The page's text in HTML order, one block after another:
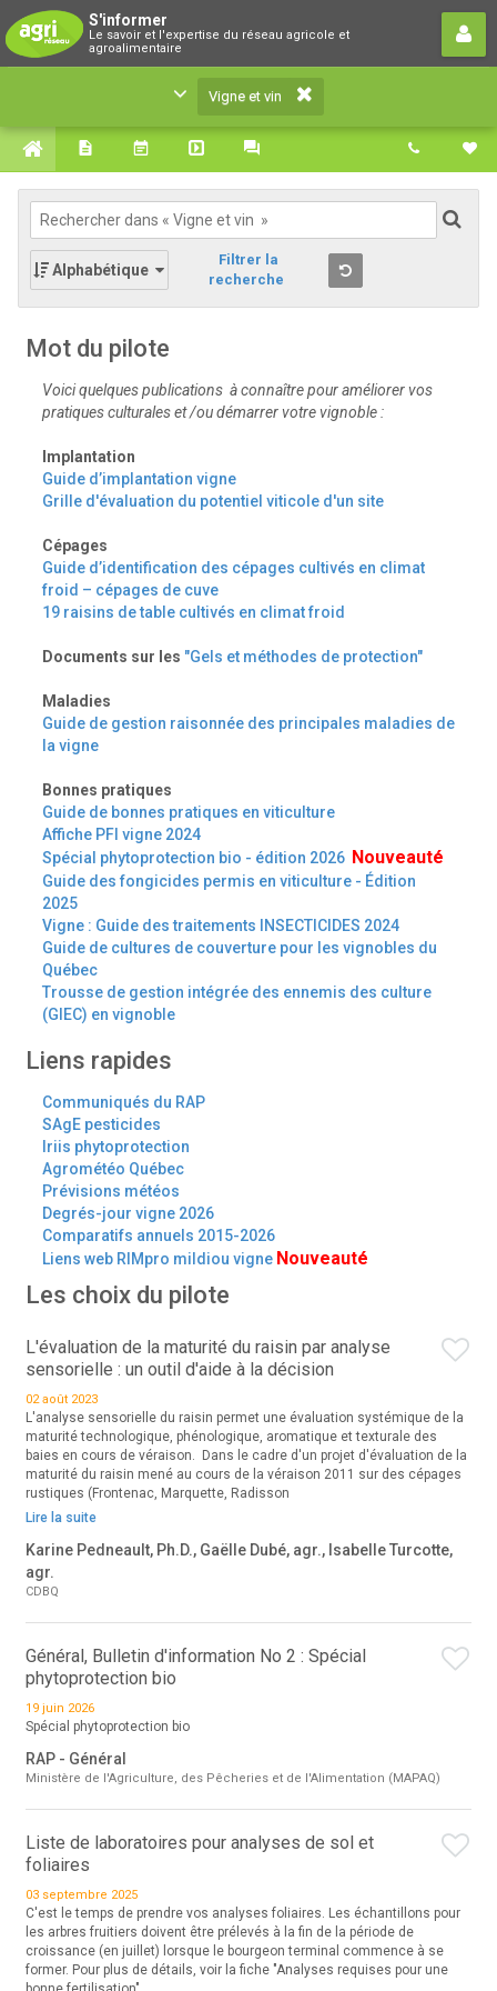
S'informer
Le savoir et l'expertise du réseau agricole et
agroalimentaire
Le savoir et l'expertise du réseau agricole et
agroalimentaire
Vigne et vin
Alphabétique
Filtrer la
recherche
Mot du pilote
Voici quelques publications à connaître pour améliorer vos
pratiques culturales et /ou démarrer votre vignoble :
Implantation
Guide d’implantation vigne
Grille d'évaluation du potentiel viticole d'un site
Cépages
Guide d’identification des cépages cultivés en climat
froid – cépages de cuve
19 raisins de table cultivés en climat froid
Documents sur les "Gels et méthodes de protection"
Maladies
Guide de gestion raisonnée des principales maladies de
la vigne
Bonnes pratiques
Guide de bonnes pratiques en viticulture
Affiche PFI vigne 2024
Spécial phytoprotection bio - édition 2026 Nouveauté
Guide des fongicides permis en viticulture - Édition
2025
Vigne : Guide des traitements INSECTICIDES 2024
Guide de cultures de couverture pour les vignobles du
Québec
Trousse de gestion intégrée des ennemis des culture
(GIEC) en vignoble
Liens rapides
Communiqués du RAP
SAgE pesticides
Iriis phytoprotection
Agrométéo Québec
Prévisions météos
Degrés-jour vigne 2026
Comparatifs annuels 2015-2026
Liens web RIMpro mildiou vigne Nouveauté
Les choix du pilote
L'évaluation de la maturité du raisin par analyse
sensorielle : un outil d'aide à la décision
02 août 2023
L'analyse sensorielle du raisin permet une évaluation systémique de la
maturité technologique, phénologique, aromatique et texturale des
baies en cours de véraison. Dans le cadre d'un projet d'évaluation de la
maturité du raisin mené au cours de la véraison 2011 sur des cépages
rustiques (Frontenac, Marquette, Radisson
Lire la suite
Karine Pedneault, Ph.D., Gaëlle Dubé, agr., Isabelle Turcotte,
agr.
CDBQ
Général, Bulletin d'information No 2 : Spécial
phytoprotection bio
19 juin 2026
Spécial phytoprotection bio
RAP - Général
Ministère de l'Agriculture, des Pêcheries et de l'Alimentation (MAPAQ)
Liste de laboratoires pour analyses de sol et
foliaires
03 septembre 2025
C'est le temps de prendre vos analyses foliaires. Les échantillons pour
les arbres fruitiers doivent être prélevés à la fin de la période de
croissance (en juillet) lorsque le bourgeon terminal commence à se
former. Pour plus de détails, voir la fiche "Analyses requises pour une